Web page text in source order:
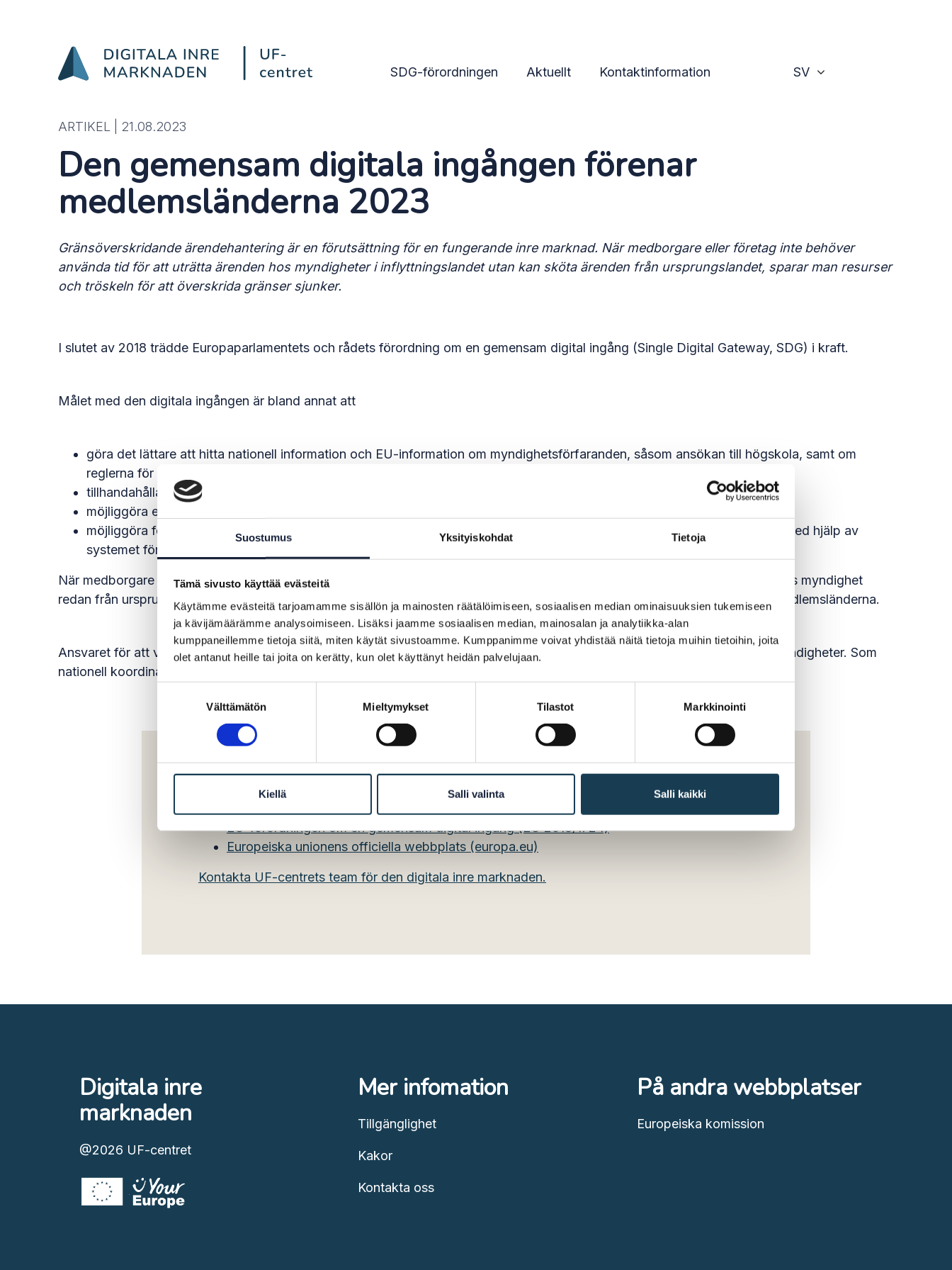
Suostumus Yksityiskohdat Tietoja
Tämä sivusto käyttää evästeitä
Käytämme evästeitä tarjoamamme sisällön ja mainosten räätälöimiseen, sosiaalisen median ominaisuuksien tukemiseen
ja kävijämäärämme analysoimiseen. Lisäksi jaamme sosiaalisen median, mainosalan ja analytiikka-alan
kumppaneillemme tietoja siitä, miten käytät sivustoamme. Kumppanimme voivat yhdistää näitä tietoja muihin tietoihin, joita
olet antanut heille tai joita on kerätty, kun olet käyttänyt heidän palvelujaan.
Välttämätön Mieltymykset Tilastot Markkinointi
Kiellä Salli valinta Salli kaikki
SDG-förordningen Aktuellt Kontaktinformation SV
ARTIKEL | 21.08.2023
Den gemensam digitala ingången förenar
medlemsländerna 2023
Gränsöverskridande ärendehantering är en förutsättning för en fungerande inre marknad. När medborgare eller företag inte behöver
använda tid för att uträtta ärenden hos myndigheter i inflyttningslandet utan kan sköta ärenden från ursprungslandet, sparar man resurser
och tröskeln för att överskrida gränser sjunker.
I slutet av 2018 trädde Europaparlamentets och rådets förordning om en gemensam digital ingång (Single Digital Gateway, SDG) i kraft.
Målet med den digitala ingången är bland annat att
göra det lättare att hitta nationell information och EU-information om myndighetsförfaranden, såsom ansökan till högskola, samt om
reglerna för den inre marknaden via Your Europe-portalen
tillhandahålla gränsöverskridande rådgivnings- och problemlösningstjänster
möjliggöra elektronisk kommunikation i olika myndighetsförfaranden över gränserna
möjliggöra förmedling av bevis, såsom examensbetyg, från ett medlemsland till ett annat i olika myndighetsförfaranden med hjälp av
systemet för engångsprincipen (Once Only Technical System, OOTS).
När medborgare och företag bättre hittar information och stöd för sin situation och kan uträtta ärenden med inflyttningslandets myndighet
redan från ursprungslandet, rör sig studerande, arbetstagare, deras familjemedlemmar, företag och kapital effektivt mellan medlemsländerna.
Ansvaret för att verkställa SDG-förordningen fördelas brett inom statsförvaltningen i Finland och berör ett stort antal olika myndigheter. Som
nationell koordinator fungerar UF-centrets team för den digitala inre marknaden.
EU-förordningen om en gemensam digital ingång (EU 2018/1724)
Europeiska unionens officiella webbplats (europa.eu)
Kontakta UF-centrets team för den digitala inre marknaden.
Digitala inre
marknaden
@2026 UF-centret
Mer infomation
Tillgänglighet
Kakor
Kontakta oss
På andra webbplatser
Europeiska komission